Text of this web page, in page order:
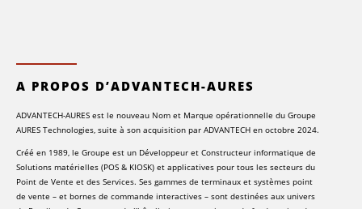
A PROPOS D’ADVANTECH-AURES
ADVANTECH-AURES est le nouveau Nom et Marque opérationnelle du Groupe
AURES Technologies, suite à son acquisition par ADVANTECH en octobre 2024.
Créé en 1989, le Groupe est un Développeur et Constructeur informatique de
Solutions matérielles (POS & KIOSK) et applicatives pour tous les secteurs du
Point de Vente et des Services. Ses gammes de terminaux et systèmes point
de vente – et bornes de commande interactives – sont destinées aux univers